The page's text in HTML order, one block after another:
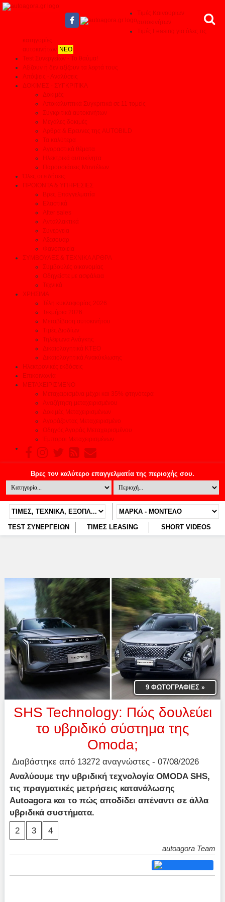
Τιμές Καινούριων
αυτοκινήτων
Τιμές Leasing για όλες τις
κατηγορίες
αυτοκινήτων ΝΕΟ
Test Συνεργείων - Το θαύμα!
Αξίζουν ή δεν αξίζουν τα λεφτά τους
Απόψεις - Αναλύσεις
ΔΟΚΙΜΕΣ - ΣΥΓΚΡΙΤΙΚΑ
Δοκιμές
Αποκαλυπτικά Συγκριτικά σε 11 τομείς
Συγκριτικά αυτοκινήτων
Μεγάλες δοκιμές
Αρθρα & Ερευνες της AUTOBILD
Τα καλύτερα
Αγοραστικά θέματα
Ηλεκτρικά αυτοκίνητα
Παρουσιάσεις Μοντέλων
Όλες οι ειδήσεις
ΠΡΟΙΟΝΤΑ & ΥΠΗΡΕΣΙΕΣ
Βρες Επαγγελματία
Ελαστικά
After sales
Ανταλλακτικά
Συνεργεία
Αξεσουάρ
Φανοποιεία
ΣΥΜΒΟΥΛΕΣ & ΤΕΧΝΙΚΑ ΑΡΘΡΑ
Συμβουλές οικονομίας
Οδηγείστε με ασφάλεια
Τεχνικά
ΧΡΗΣΙΜΑ
Τέλη κυκλοφορίας 2026
Τεκμήρια 2026
Μεταβίβαση αυτοκινήτου
Τιμές Διοδίων
Τηλέφωνα Ανάγκης
Δικαιολογητικά ΚΤΕΟ
Δικαιολογητικά Ανακύκλωσης
Ηλεκτρονικές εκδόσεις
Επικοινωνία
ΜΕΤΑΧΕΙΡΙΣΜΕΝΟ
Μεταχειρισμένα μέχρι και 35% φτηνότερα
Αναζήτηση μεταχειρισμένου
Δοκιμές Μεταχειρισμένων
Αγοράζοντας Μεταχειρισμένο
Οδηγός Αγοράς Μεταχειρισμένου
Έμποροι Μεταχειρισμένων
TEST ΣΥΝΕΡΓΕΙΩΝ ΤΙΜΕΣ LEASING SHORT VIDEOS
9 ΦΩΤΟΓΡΑΦΙΕΣ »
SHS Technology: Πώς δουλεύει
το υβριδικό σύστημα της
Omoda;
Διαβάστηκε από 13272 αναγνώστες - 07/08/2026
Αναλύουμε την υβριδική τεχνολογία OMODA SHS,
τις πραγματικές μετρήσεις κατανάλωσης
Autoagora και το πώς αποδίδει απέναντι σε άλλα
υβριδικά συστήματα.
2
3 4
autoagora Team